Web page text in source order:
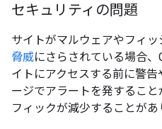
セキュリティの問題
サイトがマルウェアやフィッ
脅威にさらされている場合
イトにアクセスする前に警
ージでアラートを発するこ
フィックが減少することがあ